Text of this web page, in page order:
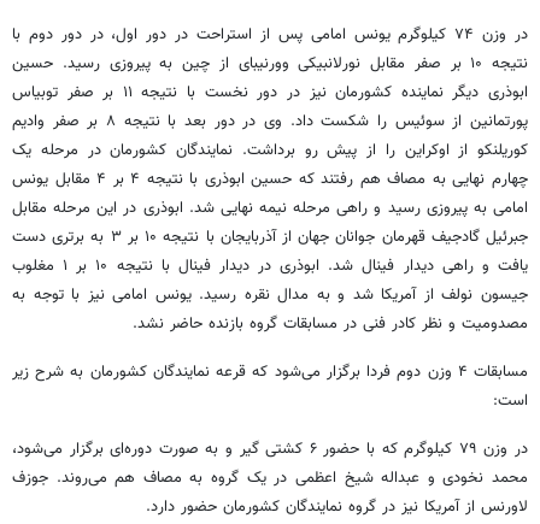
در وزن ۷۴ کیلوگرم یونس امامی پس از استراحت در دور اول، در دور دوم با
نتیجه ۱۰ بر صفر مقابل
نورلانبیکی وورنیبای از چین به پیروزی رسید. حسین
ابوذری دیگر نماینده کشورمان نیز در دور نخست با نتیجه ۱۱ بر صفر
توبیاس
پورتمانین از سوئیس را شکست داد. وی در دور بعد با نتیجه ۸ بر صفر
وادیم
کوریلنکو از اوکراین را از پیش رو برداشت. نمایندگان کشورمان در مرحله یک
چهارم نهایی به مصاف هم رفتند که حسین ابوذری با نتیجه ۴ بر ۴ مقابل یونس
امامی به پیروزی رسید و راهی مرحله نیمه نهایی شد. ابوذری در این مرحله مقابل
جبرئیلگادجیف
قهرمان جوانان جهان از آذربایجان با نتیجه ۱۰ بر ۳ به برتری دست
یافت و راهی دیدار فینال شد. ابوذری در دیدار فینال با نتیجه ۱۰ بر ۱ مغلوب
جیسون نولفاز آمریکا شد و به مدال نقره رسید. یونس امامی نیز با توجه به
مصدومیت و نظر کادر فنی در مسابقات گروه بازنده حاضر نشد.
مسابقات ۴ وزن دوم فردا برگزار می‌شود که قرعه نمایندگان کشورمان به شرح زیر
است:
در وزن ۷۹ کیلوگرم که با حضور ۶ کشتی گیر و به صورت دوره‌ای برگزار می‌شود،
محمد نخودی و عبداله شیخ اعظمی در یک گروه به مصاف هم می‌روند. جوزف
لاورنس از آمریکا نیز در گروه نمایندگان کشورمان حضور دارد.